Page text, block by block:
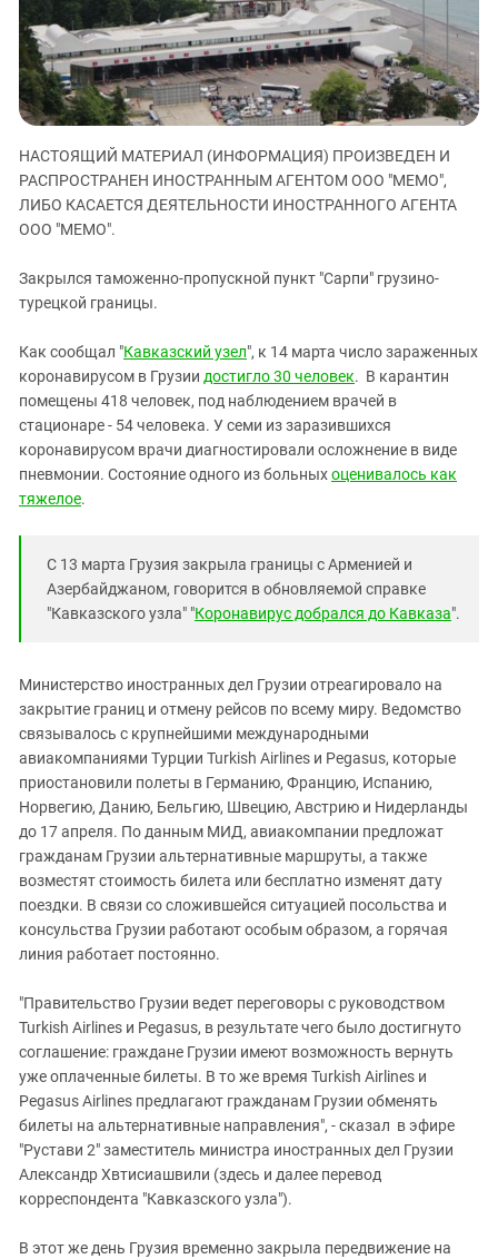
ЗАСТАВЛЯЕТ
КАВКАЗ ЗА ПАЛЕСТИНУ
ИНАКОМЫСЛИЕ В ЧЕЧНЕ
ПРЕСЛЕДОВАНИЕ АКТИВИСТОВ
МОБИЛИЗАЦИЯ И ПРОТЕСТЫ
Дагестан
Ингушетия
Кабардино-Балкария
Калмыкия
Карачаево-Черкесия
Краснодарский край
Нагорный Карабах
Ростовская область
Ставропольский край
Чечня
Южная Осетия
Южный Кавказ
НАСТОЯЩИЙ МАТЕРИАЛ (ИНФОРМАЦИЯ) ПРОИЗВЕДЕН И
РАСПРОСТРАНЕН ИНОСТРАННЫМ АГЕНТОМ ООО "МЕМО",
ЛИБО КАСАЕТСЯ ДЕЯТЕЛЬНОСТИ ИНОСТРАННОГО АГЕНТА
ООО "МЕМО".
Закрылся таможенно-пропускной пункт "Сарпи" грузино-
турецкой границы.
Как сообщал "Кавказский узел", к 14 марта число зараженных
коронавирусом в Грузии достигло 30 человек. В карантин
помещены 418 человек, под наблюдением врачей в
стационаре - 54 человека. У семи из заразившихся
коронавирусом врачи диагностировали осложнение в виде
пневмонии. Состояние одного из больныхоценивалось как
тяжелое.
С 13 марта Грузия закрыла границы с Арменией и
Азербайджаном, говорится в обновляемой справке
"Кавказского узла" "Коронавирус добрался до Кавказа".
Министерство иностранных дел Грузии отреагировало на
закрытие границ и отмену рейсов по всему миру. Ведомство
связывалось с крупнейшими международными
авиакомпаниями Турции Turkish Airlines и Pegasus, которые
приостановили полеты в Германию, Францию, Испанию,
Норвегию, Данию, Бельгию, Швецию, Австрию и Нидерланды
до 17 апреля. По данным МИД, авиакомпании предложат
гражданам Грузии альтернативные маршруты, а также
возместят стоимость билета или бесплатно изменят дату
поездки. В связи со сложившейся ситуацией посольства и
консульства Грузии работают особым образом, а горячая
линия работает постоянно.
"Правительство Грузии ведет переговоры с руководством
Turkish Airlines и Pegasus, в результате чего было достигнуто
соглашение: граждане Грузии имеют возможность вернуть
уже оплаченные билеты. В то же время Turkish Airlines и
Pegasus Airlines предлагают гражданам Грузии обменять
билеты на альтернативные направления", - сказал в эфире
"Рустави 2" заместитель министра иностранных дел Грузии
Александр Хвтисиашвили (здесь и далее перевод
корреспондента "Кавказского узла").
В этот же день Грузия временно закрыла передвижение на